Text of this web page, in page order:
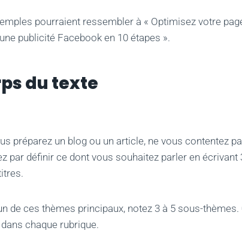
pourraient ressembler à « Optimisez votre
publicité Facebook en 10 étapes ».
du texte
préparez un blog ou un article, ne vous contentez
par définir ce dont vous souhaitez parler en écrivant
de ces thèmes principaux, notez 3 à 5 sous-
chaque rubrique.